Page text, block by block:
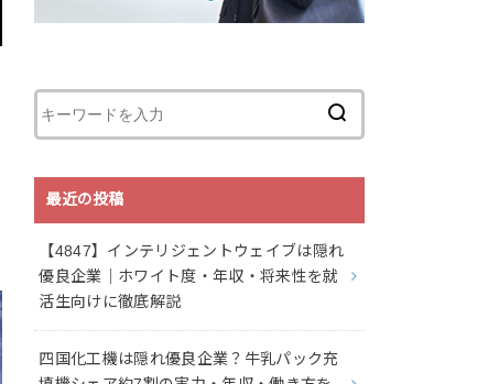
最近の投稿
【4847】インテリジェントウェイブは隠れ
優良企業｜ホワイト度・年収・将来性を就
活生向けに徹底解説
四国化工機は隠れ優良企業？牛乳パック充